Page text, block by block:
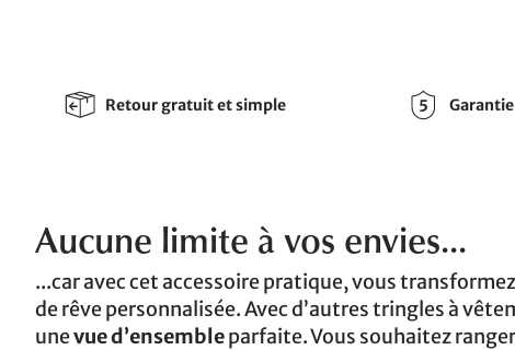
Retour gratuit et simple
Aucune limite à vos envies...
...car avec cet accessoire pratique, vous
de rêve personnalisée. Avec d’autres tringles à
unevue d’ensembleparfaite. Vous souhaitez